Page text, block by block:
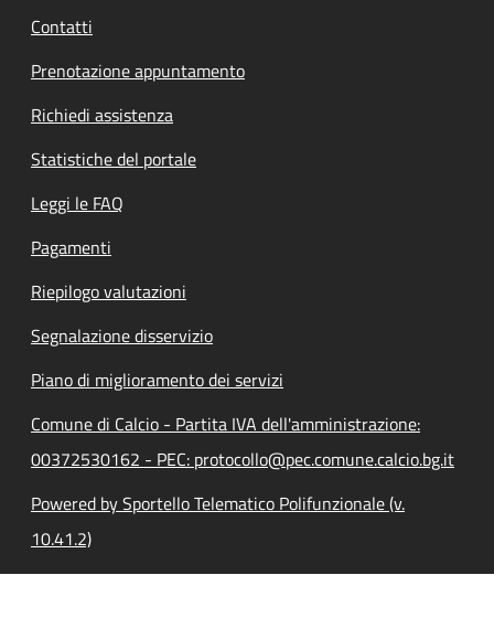
Contatti
Prenotazione appuntamento
Richiedi assistenza
Statistiche del portale
Leggi le FAQ
Pagamenti
Riepilogo valutazioni
Segnalazione disservizio
Piano di miglioramento dei servizi
Comune di Calcio - Partita IVA dell'amministrazione:
00372530162 - PEC: protocollo@pec.comune.calcio.bg.it
Powered by Sportello Telematico Polifunzionale (v.
10.41.2)